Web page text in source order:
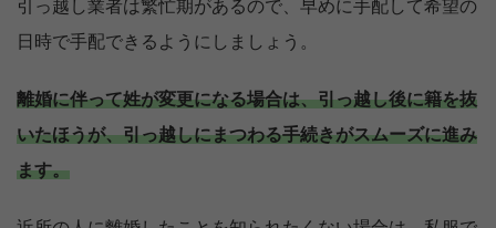
引っ越し業者は繁忙期があるので、早めに手配して希望の
日時で手配できるようにしましょう。
離婚に伴って姓が変更になる場合は、引っ越し後に籍を抜
いたほうが、引っ越しにまつわる手続きがスムーズに進み
ます。